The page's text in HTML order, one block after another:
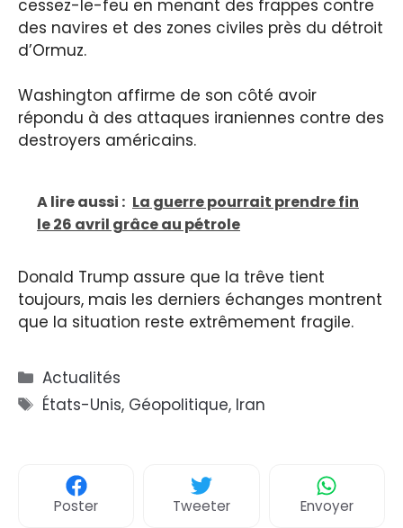
cessez-le-feu en menant des frappes contre
des navires et des zones civiles près du détroit
d’Ormuz.
Washington affirme de son côté avoir
répondu à des attaques iraniennes contre des
destroyers américains.
A lire aussi : La guerre pourrait prendre fin
le 26 avril grâce au pétrole
Donald Trump assure que la trêve tient
toujours, mais les derniers échanges montrent
que la situation reste extrêmement fragile.
Catégories
Actualités
Étiquettes
États-Unis, Géopolitique, Iran
Poster Tweeter Envoyer